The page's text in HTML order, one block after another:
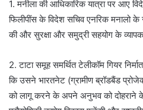
1. मनीला की आधिकारिक यात्रा पर आए
फिलीपींस के विदेश सचिव एनरिक मनालो के
की और सुरक्षा और समुद्री सहयोग के व्यापक
2. टाटा समूह समर्थित टेलीकॉम गियर
कि उसने भारतनेट (ग्रामीण ब्रॉडबैंड
को लागू करने के अपने अनुभव को दोहराने